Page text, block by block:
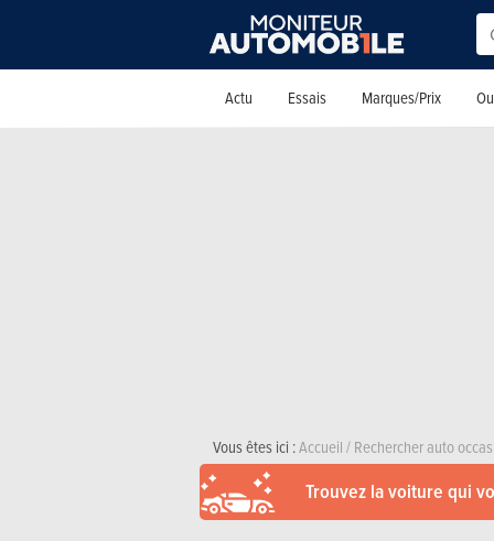
Actu Essais Marques/Prix
Vous êtes ici :Accueil/Rechercher auto
Trouvez la voiture qui